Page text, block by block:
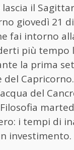
il
giovedì 21
fai intorno
più tempo
la prima
del
del
i tempi di
investimento.